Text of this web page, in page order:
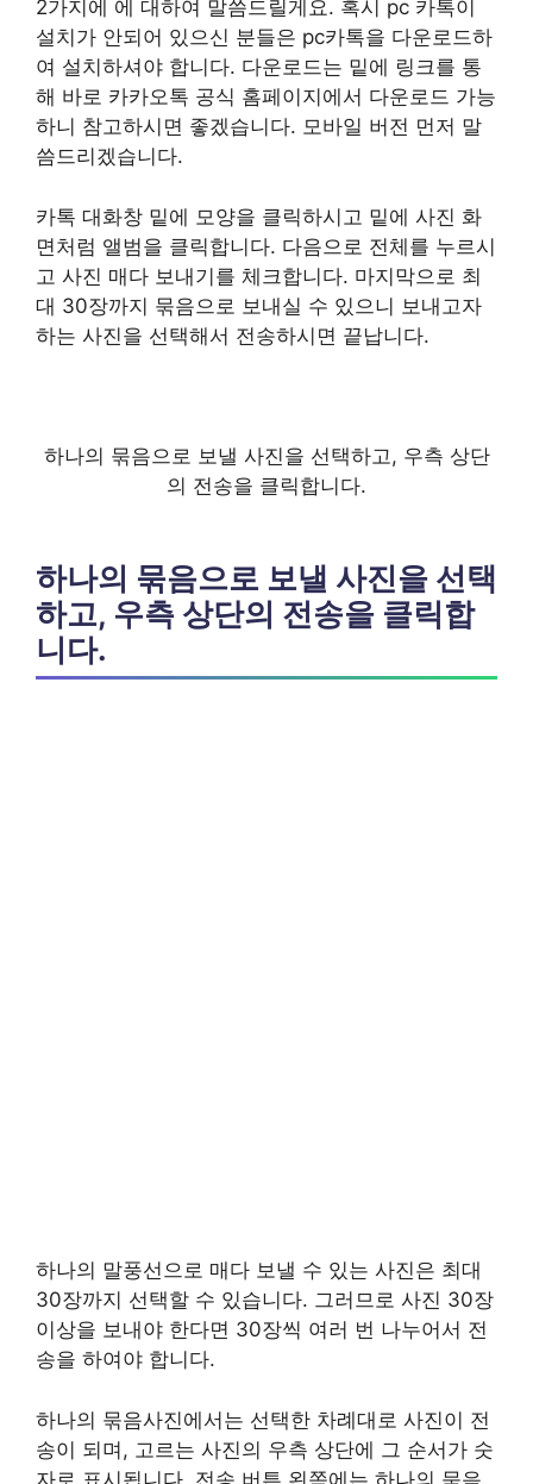
2가지에 에 대하여 말씀드릴게요. 혹시 pc 카톡이
설치가 안되어 있으신 분들은 pc카톡을 다운로드하
여 설치하셔야 합니다. 다운로드는 밑에 링크를 통
해 바로 카카오톡 공식 홈페이지에서 다운로드 가능
하니 참고하시면 좋겠습니다. 모바일 버전 먼저 말
씀드리겠습니다.
카톡 대화창 밑에 모양을 클릭하시고 밑에 사진 화
면처럼 앨범을 클릭합니다. 다음으로 전체를 누르시
고 사진 매다 보내기를 체크합니다. 마지막으로 최
대 30장까지 묶음으로 보내실 수 있으니 보내고자
하는 사진을 선택해서 전송하시면 끝납니다.
하나의 묶음으로 보낼 사진을 선택하고, 우측 상단
의 전송을 클릭합니다.
하나의 묶음으로 보낼 사진을 선택
하고, 우측 상단의 전송을 클릭합
니다.
하나의 말풍선으로 매다 보낼 수 있는 사진은 최대
30장까지 선택할 수 있습니다. 그러므로 사진 30장
이상을 보내야 한다면 30장씩 여러 번 나누어서 전
송을 하여야 합니다.
하나의 묶음사진에서는 선택한 차례대로 사진이 전
송이 되며, 고르는 사진의 우측 상단에 그 순서가 숫
자로 표시됩니다. 전송 버튼 왼쪽에는 하나의 묶음